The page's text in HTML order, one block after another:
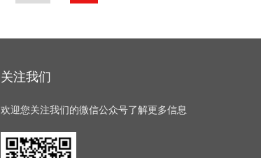
关注我们
欢迎您关注我们的微信公众号了解更多信息